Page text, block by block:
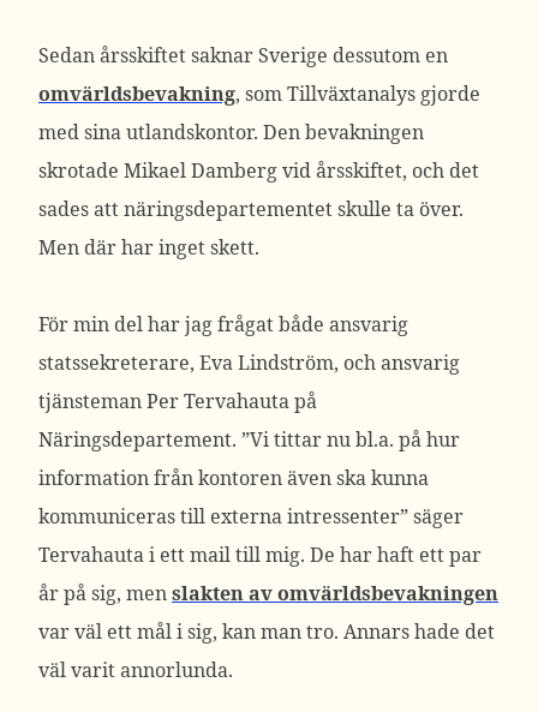
Sedan årsskiftet saknar Sverige dessutom en
omvärldsbevakning, som Tillväxtanalys gjorde
med sina utlandskontor. Den bevakningen
skrotade Mikael Damberg vid årsskiftet, och det
sades att näringsdepartementet skulle ta över.
Men där har inget skett.
För min del har jag frågat både ansvarig
statssekreterare, Eva Lindström, och ansvarig
tjänsteman Per Tervahauta på
Näringsdepartement. ”Vi tittar nu bl.a. på hur
information från kontoren även ska kunna
kommuniceras till externa intressenter” säger
Tervahauta i ett mail till mig. De har haft ett par
år på sig, menslakten av omvärldsbevakningen
var väl ett mål i sig, kan man tro. Annars hade det
väl varit annorlunda.